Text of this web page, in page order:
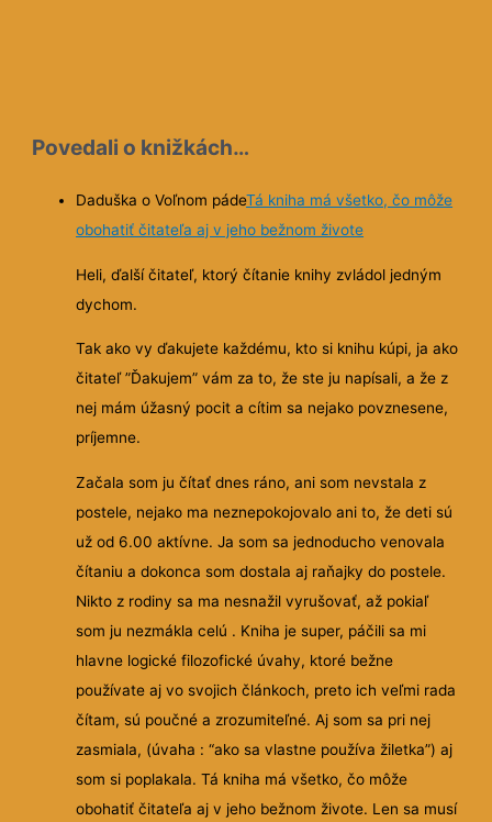
Povedali o knižkách…
Daduška o Voľnom pádeTá kniha má všetko, čo môže
obohatiť čitateľa aj v jeho bežnom živote
Heli, ďalší čitateľ, ktorý čítanie knihy zvládol jedným
dychom.
Tak ako vy ďakujete každému, kto si knihu kúpi, ja ako
čitateľ ”Ďakujem” vám za to, že ste ju napísali, a že z
nej mám úžasný pocit a cítim sa nejako povznesene,
príjemne.
Začala som ju čítať dnes ráno, ani som nevstala z
postele, nejako ma neznepokojovalo ani to, že deti sú
už od 6.00 aktívne. Ja som sa jednoducho venovala
čítaniu a dokonca som dostala aj raňajky do postele.
Nikto z rodiny sa ma nesnažil vyrušovať, až pokiaľ
som ju nezmákla celú . Kniha je super, páčili sa mi
hlavne logické filozofické úvahy, ktoré bežne
používate aj vo svojich článkoch, preto ich veľmi rada
čítam, sú poučné a zrozumiteľné. Aj som sa pri nej
zasmiala, (úvaha : “ako sa vlastne používa žiletka”) aj
som si poplakala. Tá kniha má všetko, čo môže
obohatiť čitateľa aj v jeho bežnom živote. Len sa musí